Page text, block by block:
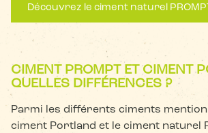
Découvrez le ciment naturel
CIMENT PROMPT ET CIMENT
QUELLES DIFFÉRENCES ?
Parmi les différents ciments
ciment Portland et le ciment naturel